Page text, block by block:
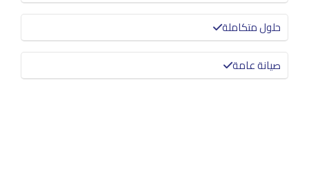
حلول متكاملة
صيانة عامة